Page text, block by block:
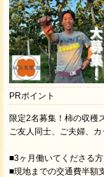
PRポイント
限定2名募集！柿の収穫
ご友人同士、ご夫婦、
■3ヶ月働いてくださる
■現地までの交通費半額